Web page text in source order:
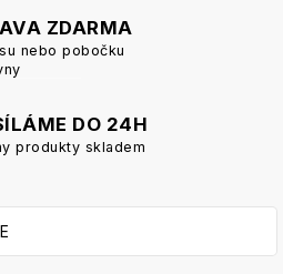
ZDARMA
nebo pobočku
DO 24H
produkty skladem